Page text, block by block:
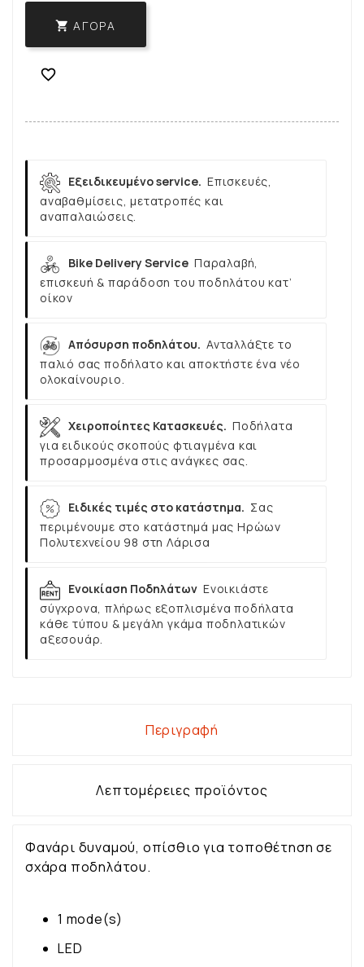
 ΑΓΟΡΆ

Εξειδικευμένο service. Επισκευές,
αναβαθμίσεις, μετατροπές και
αναπαλαιώσεις.
Bike Delivery Service Παραλαβή,
επισκευή & παράδοση του ποδηλάτου κατ’
οίκον
Απόσυρση ποδηλάτου. Ανταλλάξτε το
παλιό σας ποδήλατο και αποκτήστε ένα νέο
ολοκαίνουριο.
Χειροποίητες Κατασκευές. Ποδήλατα
για ειδικούς σκοπούς φτιαγμένα και
προσαρμοσμένα στις ανάγκες σας.
Ειδικές τιμές στο κατάστημα. Σας
περιμένουμε στο κατάστημά μας Ηρώων
Πολυτεχνείου 98 στη Λάρισα
Ενοικίαση Ποδηλάτων Ενοικιάστε
σύγχρονα, πλήρως εξοπλισμένα ποδήλατα
κάθε τύπου & μεγάλη γκάμα ποδηλατικών
αξεσουάρ.
Περιγραφή
Λεπτομέρειες προϊόντος
Φανάρι δυναμού, οπίσθιο για τοποθέτηση σε
σχάρα ποδηλάτου.
1 mode(s)
LED